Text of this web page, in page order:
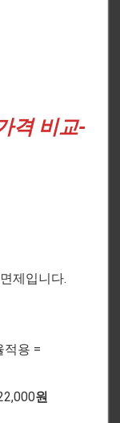
격 비교-
제입니다.
적용 =
원